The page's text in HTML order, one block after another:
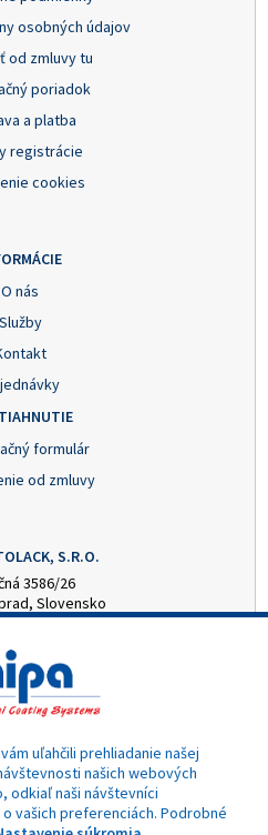
osobných údajov
od zmluvy tu
poriadok
a platba
registrácie
cookies
O nás
Služby
formulár
od zmluvy
S.R.O.
3586/26
Slovensko
HODINY
8:00 - 16:00 hod.
uľahčili prehliadanie našej
našich webových
odkiaľ naši návštevníci
vašich preferenciách. Podrobné